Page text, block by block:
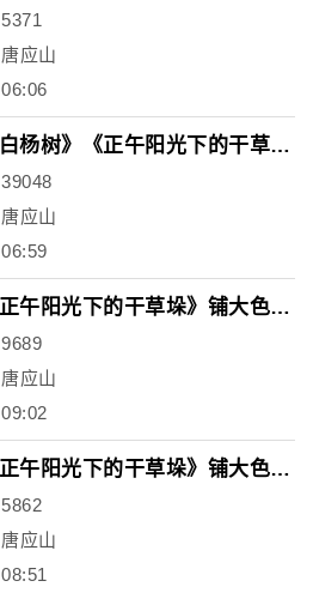
5371
唐应山
06:06
《白杨树》《正午阳光下的干草垛..
39048
唐应山
06:59
《正午阳光下的干草垛》铺大色块..
9689
唐应山
09:02
《正午阳光下的干草垛》铺大色块..
5862
唐应山
08:51